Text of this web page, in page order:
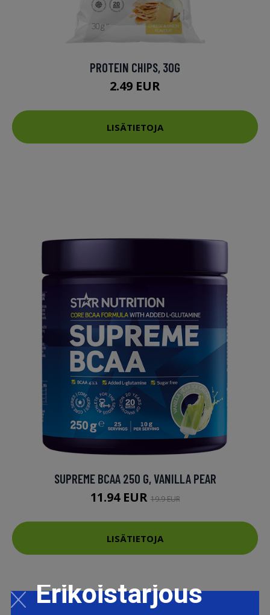
PROTEIN CHIPS, 30G
2.49 EUR
LISÄTIETOJA
SUPREME BCAA 250 G, VANILLA PEAR
11.94 EUR19.9 EUR
LISÄTIETOJA
Erikoistarjous